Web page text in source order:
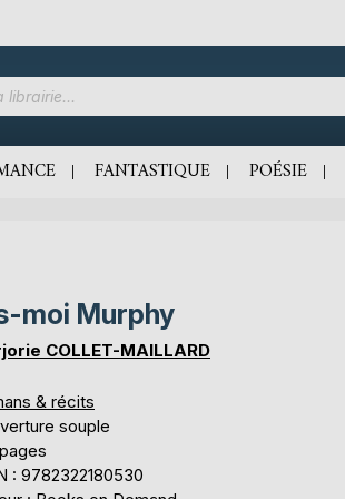
FANTASTIQUE POÉSIE
moi Murphy
COLLET-MAILLARD
& récits
souple
: 9782322180530